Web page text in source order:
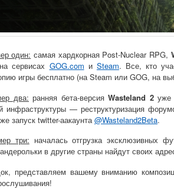
один: самая хардкорная Post-Nuclear RPG,
сервисах GOG.com и Steam. Все, кто
игры бесплатно (на Steam или GOG, на
два: ранняя бета-версия Wasteland 2 уже
инфраструктуры — реструктуризация
запуск twitter-аакаунта @Wasteland2Beta.
три: началась отгрузка эксклюзивных
в другие страны найдут своих
представляем вашему вниманию